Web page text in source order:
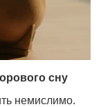
сну
немислимо.